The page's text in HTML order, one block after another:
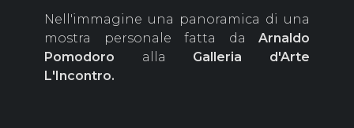
Nell'immagine una panoramica di una
mostra personale fatta da Arnaldo
Pomodoro alla Galleria d'Arte
L'Incontro.